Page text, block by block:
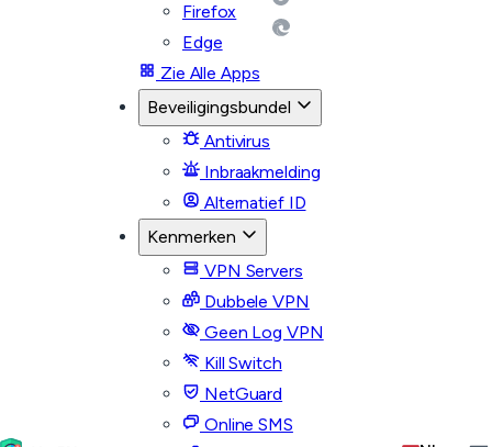
Firefox
Edge
Zie Alle Apps
Beveiligingsbundel
Antivirus
Inbraakmelding
Alternatief ID
Kenmerken
VPN Servers
Dubbele VPN
Geen Log VPN
Kill Switch
NetGuard
Online SMS